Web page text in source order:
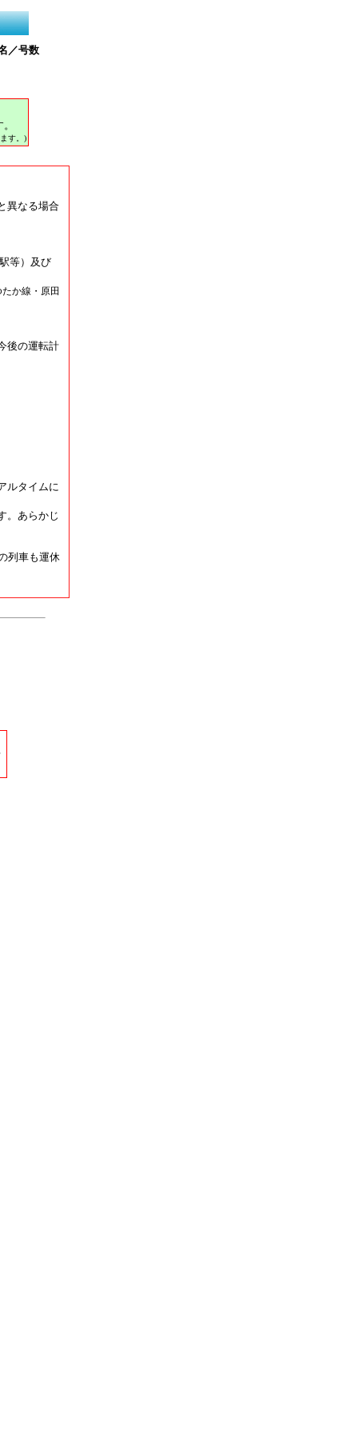
／号数
す。)
異なる場合
等）及び
か線・原田
後の運転計
ルタイムに
。あらかじ
列車も運休